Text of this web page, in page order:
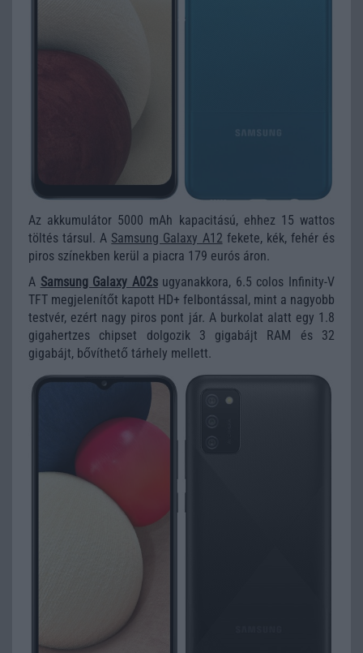
Az akkumulátor 5000 mAh kapacitású, ehhez 15 wattos
töltés társul. A Samsung Galaxy A12 fekete, kék, fehér és
piros színekben kerül a piacra 179 eurós áron.
A Samsung Galaxy A02sugyanakkora, 6.5 colos Infinity-V
TFT megjelenítőt kapott HD+ felbontással, mint a nagyobb
testvér, ezért nagy piros pont jár. A burkolat alatt egy 1.8
gigahertzes chipset dolgozik 3 gigabájt RAM és 32
gigabájt, bővíthető tárhely mellett.